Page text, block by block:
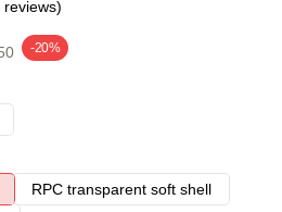
-20%
RPC transparent soft shell